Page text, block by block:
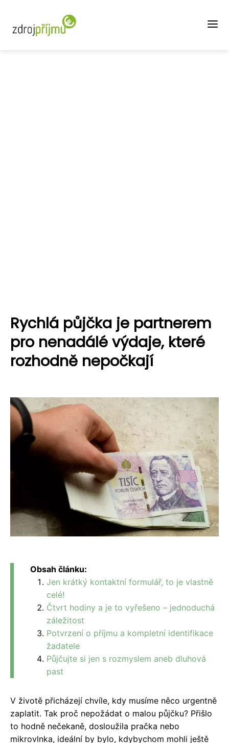
Rychlá půjčka je partnerem
pro nenadálé výdaje, které
rozhodně nepočkají
Obsah článku:
Jen krátký kontaktní formulář, to je vlastně
celé!
Čtvrt hodiny a je to vyřešeno – jednoduchá
záležitost
Potvrzení o příjmu a kompletní identifikace
žadatele
Půjčujte si jen s rozmyslem aneb dluhová
past
V životě přicházejí chvíle, kdy musíme něco urgentně
zaplatit. Tak proč nepožádat o malou půjčku? Přišlo
to hodně nečekaně, dosloužila pračka nebo
mikrovlnka, ideální by bylo, kdybychom mohli ještě